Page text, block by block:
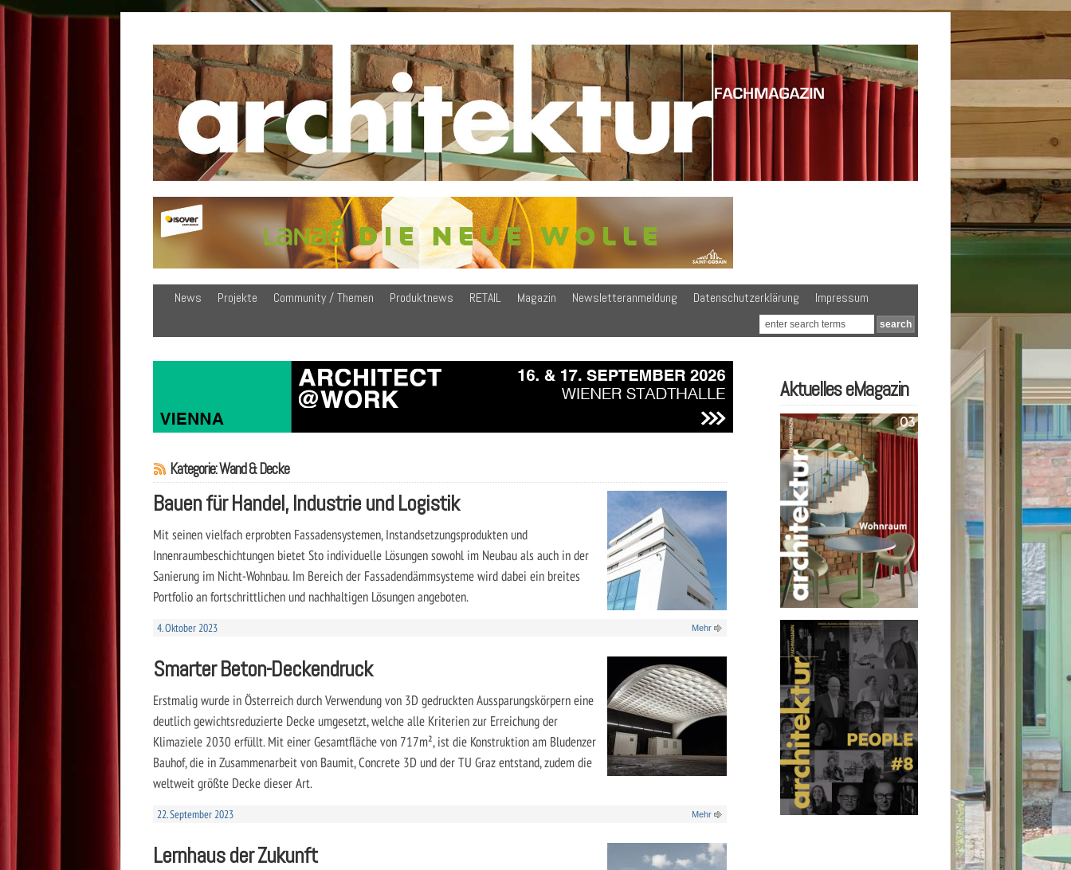
News Projekte Community / Themen Produktnews RETAIL Magazin Newsletteranmeldung Datenschutzerklärung Impressum
Kategorie: Wand & Decke
Bauen für Handel, Industrie und Logistik
Mit seinen vielfach erprobten Fassadensystemen, Instandsetzungsprodukten und
Innenraumbeschichtungen bietet Sto individuelle Lösungen sowohl im Neubau als auch in der
Sanierung im Nicht-Wohnbau. Im Bereich der Fassadendämmsysteme wird dabei ein breites
Portfolio an fortschrittlichen und nachhaltigen Lösungen angeboten.
4. Oktober 2023 Mehr
Smarter Beton-Deckendruck
Erstmalig wurde in Österreich durch Verwendung von 3D gedruckten Aussparungskörpern eine
deutlich gewichtsreduzierte Decke umgesetzt, welche alle Kriterien zur Erreichung der
Klimaziele 2030 erfüllt. Mit einer Gesamtfläche von 717m², ist die Konstruktion am Bludenzer
Bauhof, die in Zusammenarbeit von Baumit, Concrete 3D und der TU Graz entstand, zudem die
weltweit größte Decke dieser Art.
22. September 2023 Mehr
Lernhaus der Zukunft
Aktuelles eMagazin